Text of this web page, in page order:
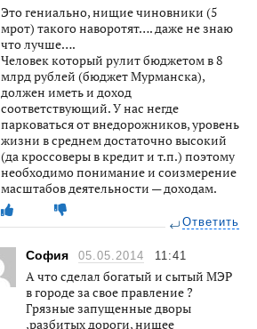
Это гениально, нищие чиновники (5
мрот) такого наворотят…. даже не знаю
что лучше….
Человек который рулит бюджетом в 8
млрд рублей (бюджет Мурманска),
должен иметь и доход
соответствующий. У нас негде
парковаться от внедорожников, уровень
жизни в среднем достаточно высокий
(да кроссоверы в кредит и т.п.) поэтому
необходимо понимание и соизмерение
масштабов деятельности — доходам.
Ответить
София 05.05.2014 11:41
А что сделал богатый и сытый МЭР
в городе за свое правление ?
Грязные запущенные дворы
,разбитых дороги, нищее